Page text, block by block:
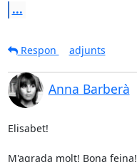
...
Respon
adjunts
Anna Barberà
Elisabet!
M'agrada molt! Bona feina!